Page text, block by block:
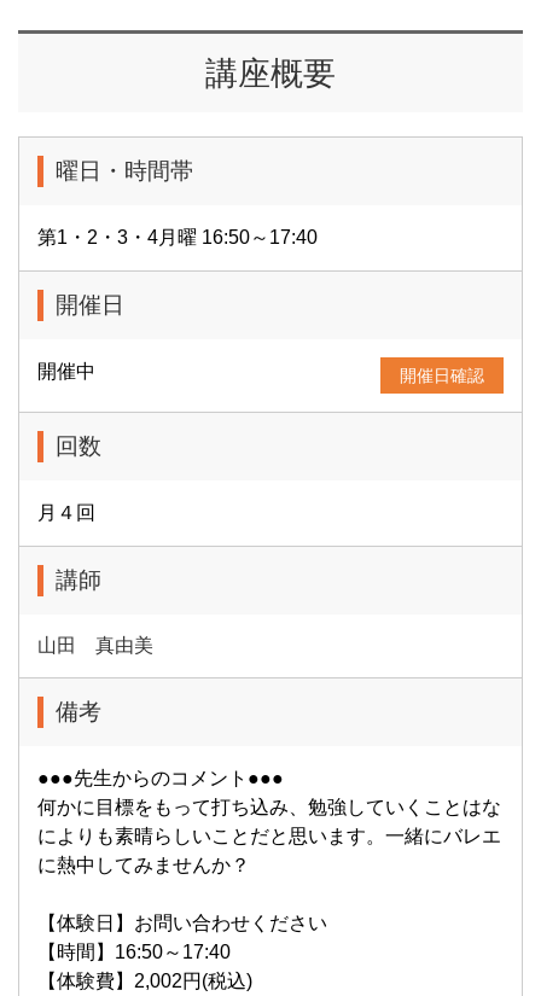
講座概要
曜日・時間帯
第1・2・3・4月曜 16:50～17:40
開催日
開催中 開催日確認
回数
月４回
講師
山田 真由美
備考
●●●先生からのコメント●●●
何かに目標をもって打ち込み、勉強していくことはな
によりも素晴らしいことだと思います。一緒にバレエ
に熱中してみませんか？
【体験日】お問い合わせください
【時間】16:50～17:40
【体験費】2,002円(税込)